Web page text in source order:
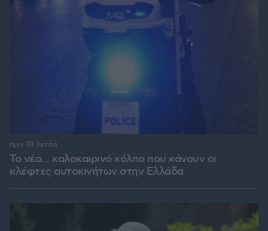
Το νέο... καλοκαιρινό κόλπο που κάνουν οι
κλέφτες αυτοκινήτων στην Ελλάδα
πριν 18 λεπτά